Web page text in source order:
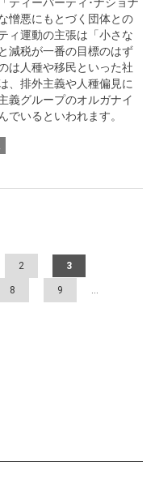
憎悪にもとづく団体との
ィ運動の主張は「小さな
減税が一番の目標のはず
は人種や移民といった社
、排外主義や人種偏見に
義グループのオルガナイ
でいるといわれます。
2 3
8 9